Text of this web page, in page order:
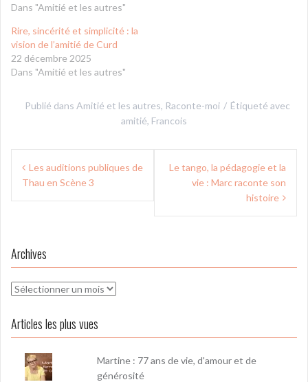
Dans "Amitié et les autres"
Rire, sincérité et simplicité : la
vision de l’amitié de Curd
22 décembre 2025
Dans "Amitié et les autres"
Publié dans Amitié et les autres, Raconte-moi
Étiqueté avec
amitié, Francois
Navigation
deLes auditions publiques de
Thau en Scène 3
Le tango, la pédagogie et la
vie : Marc raconte son
histoire
Archives
Archives
Articles les plus vues
Martine : 77 ans de vie, d'amour et de
générosité